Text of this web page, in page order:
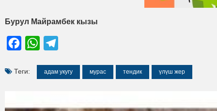
Бурул Майрамбек кызы
FacebookWhatsApp
Теги: адам укугу мурас тендик үлүш жер